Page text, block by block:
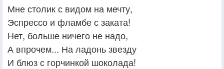
Мне столик с видом на мечту,
Эспрессо и фламбе с заката!
Нет, больше ничего не надо,
А впрочем... На ладонь звезду
И блюз с горчинкой шоколада!